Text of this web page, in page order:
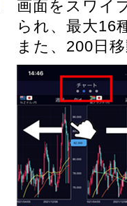
画面をスワイ
られ、最大16
また、200日